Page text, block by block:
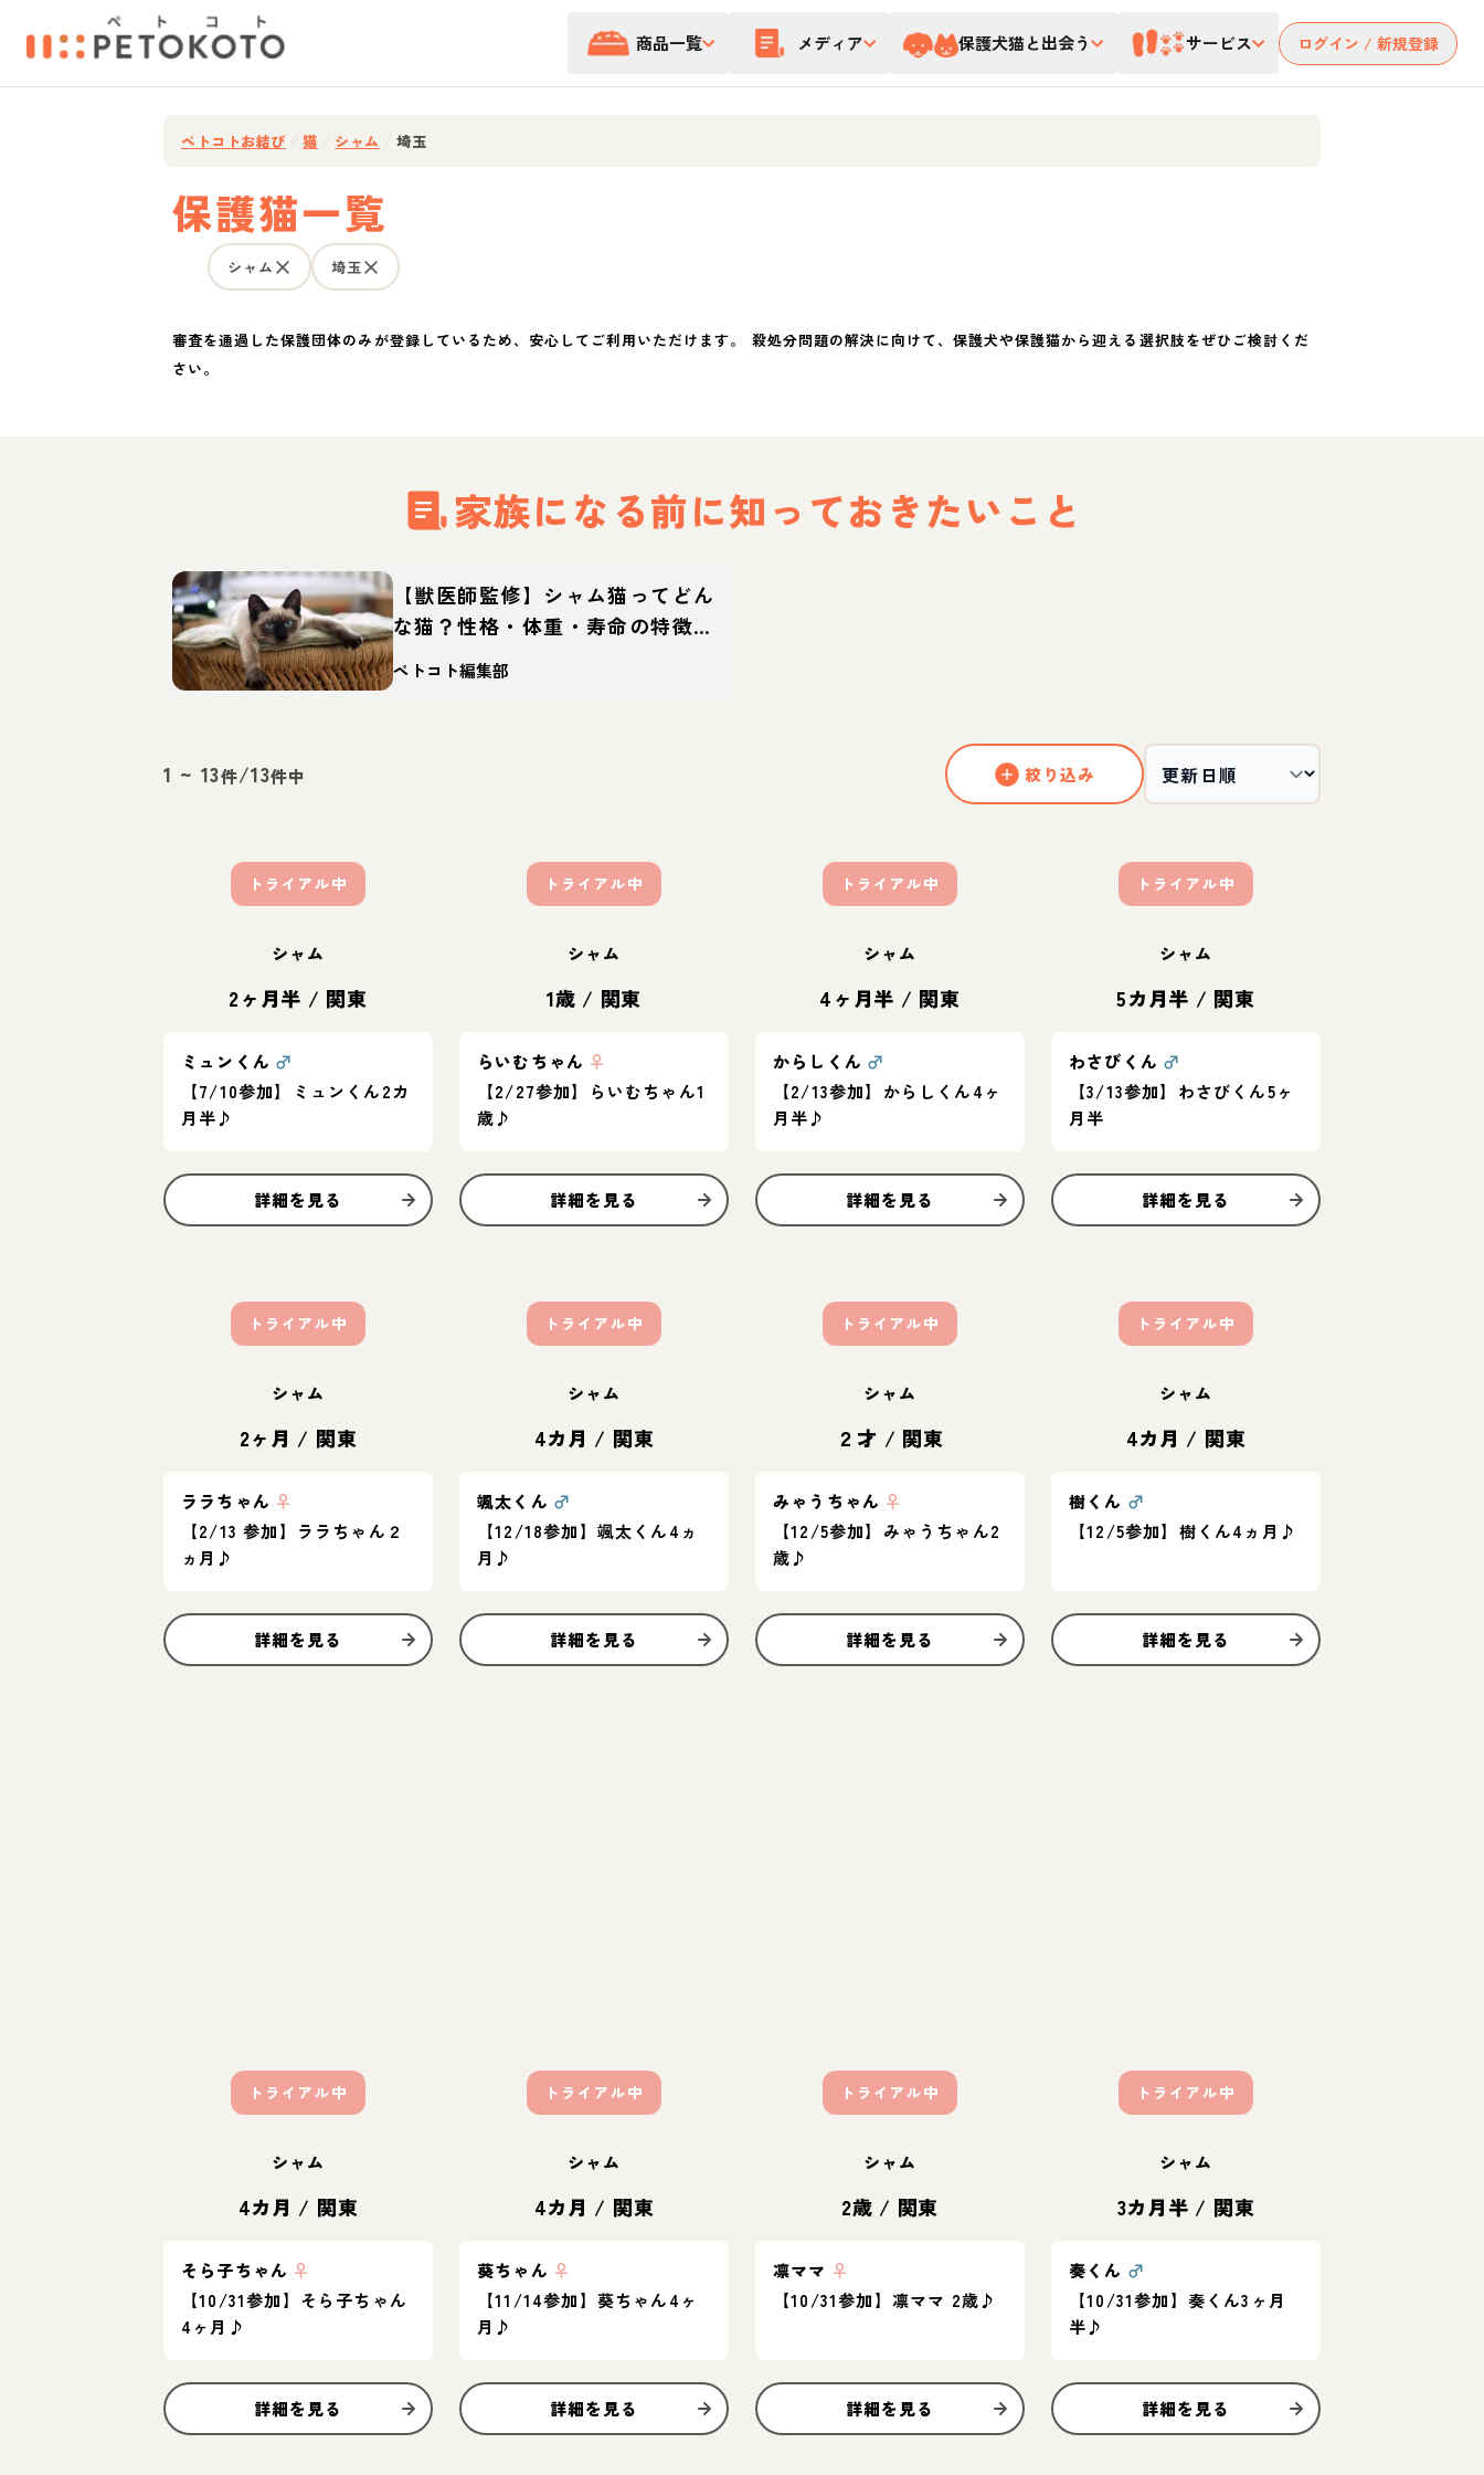
商品一覧 メディア 保護犬猫と出会う サービス ログイン / 新規登録
ペトコトお結び 猫 シャム 埼玉
保護猫一覧
シャム 埼玉
審査を通過した保護団体のみが登録しているため、安心してご利用いただけます。 殺処分問題の解決に向けて、保護犬や保護猫から迎える選択肢をぜひご検討くだ
さい。
家族になる前に知っておきたいこと
【獣医師監修】シャム猫ってどん
な猫？性格・体重・寿命の特徴・
ペトコト編集部
1 ~ 13件/13件中 絞り込み
トライアル中
シャム
2ヶ月半 / 関東
ミュンくん ♂
【7/10参加】ミュンくん2カ
月半♪
詳細を見る
トライアル中
シャム
1歳 / 関東
らいむちゃん ♀
【2/27参加】らいむちゃん1
歳♪
詳細を見る
トライアル中
シャム
4ヶ月半 / 関東
からしくん ♂
【2/13参加】からしくん4ヶ
月半♪
詳細を見る
トライアル中
シャム
5カ月半 / 関東
わさびくん ♂
【3/13参加】わさびくん5ヶ
月半
詳細を見る
トライアル中
シャム
2ヶ月 / 関東
ララちゃん ♀
【2/13 参加】ララちゃん２
ヵ月♪
詳細を見る
トライアル中
シャム
4カ月 / 関東
颯太くん ♂
【12/18参加】颯太くん4ヵ
月♪
詳細を見る
トライアル中
シャム
２才 / 関東
みゃうちゃん ♀
【12/5参加】みゃうちゃん2
歳♪
詳細を見る
トライアル中
シャム
4カ月 / 関東
樹くん ♂
【12/5参加】樹くん4ヵ月♪
詳細を見る
トライアル中
シャム
4カ月 / 関東
そら子ちゃん ♀
【10/31参加】そら子ちゃん
4ヶ月♪
詳細を見る
トライアル中
シャム
4カ月 / 関東
葵ちゃん ♀
【11/14参加】葵ちゃん4ヶ
月♪
詳細を見る
トライアル中
シャム
2歳 / 関東
凛ママ ♀
【10/31参加】凛ママ 2歳♪
詳細を見る
トライアル中
シャム
3カ月半 / 関東
奏くん ♂
【10/31参加】奏くん3ヶ月
半♪
詳細を見る